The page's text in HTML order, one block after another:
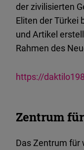
der zivilisierten
Eliten der Türkei
und Artikel
Rahmen des
https://
Zentrum
Das Zentrum für